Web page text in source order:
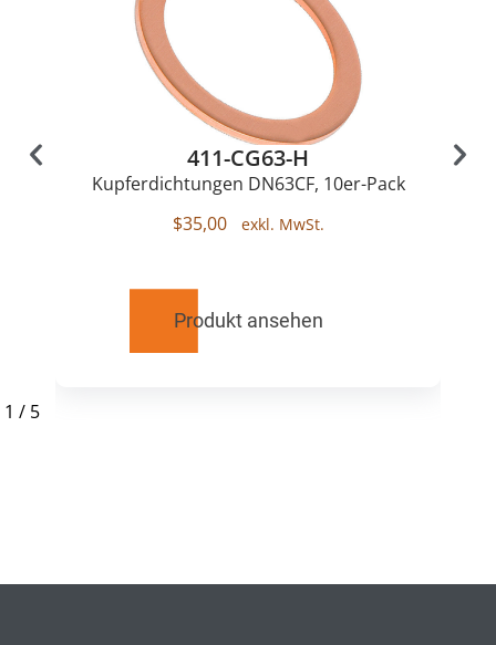
411-CG63-H
Kupferdichtungen DN63CF, 10er-Pack
$35,00
Produkt ansehen
1 / 5